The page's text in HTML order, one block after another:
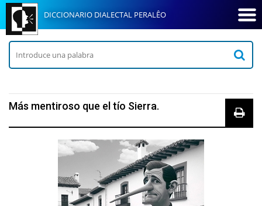
DICCIONARIO DIALECTAL PERALÊO
Más mentiroso que el tío Sierra.